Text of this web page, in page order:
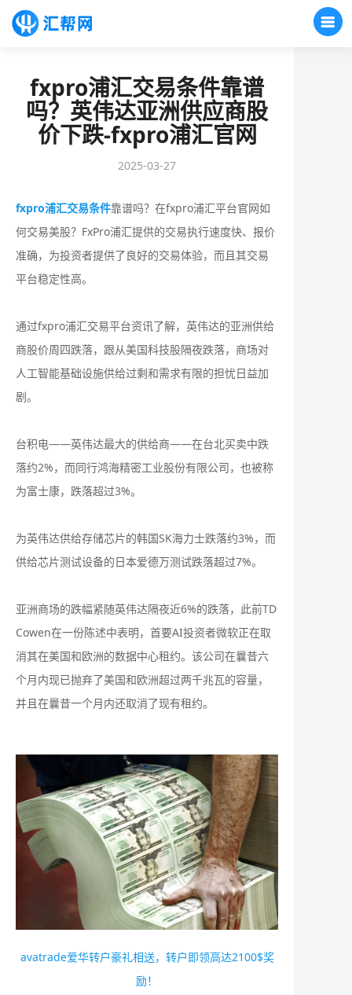
fxpro浦汇交易条件靠谱
吗？英伟达亚洲供应商股
价下跌-fxpro浦汇官网
2025-03-27
fxpro浦汇交易条件靠谱吗？在fxpro浦汇平台官网如
何交易美股？FxPro浦汇提供的交易执行速度快、报价
准确，为投资者提供了良好的交易体验，而且其交易
平台稳定性高。
通过fxpro浦汇交易平台资讯了解，英伟达的亚洲供给
商股价周四跌落，跟从美国科技股隔夜跌落，商场对
人工智能基础设施供给过剩和需求有限的担忧日益加
剧。
台积电——英伟达最大的供给商——在台北买卖中跌
落约2%，而同行鸿海精密工业股份有限公司，也被称
为富士康，跌落超过3%。
为英伟达供给存储芯片的韩国SK海力士跌落约3%，而
供给芯片测试设备的日本爱德万测试跌落超过7%。
亚洲商场的跌幅紧随英伟达隔夜近6%的跌落，此前TD
Cowen在一份陈述中表明，首要AI投资者微软正在取
消其在美国和欧洲的数据中心租约。该公司在曩昔六
个月内现已抛弃了美国和欧洲超过两千兆瓦的容量，
并且在曩昔一个月内还取消了现有租约。
avatrade爱华转户豪礼相送，转户即领高达2100$奖
励！